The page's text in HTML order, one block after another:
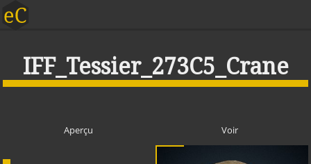
IFF_Tessier_273C5_Crane
Aperçu Voir